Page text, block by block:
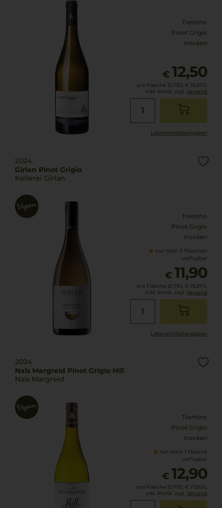
Trentino
Pinot Grigio
trocken
€ 12,50
pro Flasche (0.75l), € 16,67/L
inkl. MwSt. zzgl. Versand
Lebensmittel­angaben
2024
Girlan Pinot Grigio
Kellerei Girlan
Trentino
Pinot Grigio
trocken
nur noch 5 Flaschen
verfügbar
€ 11,90
pro Flasche (0.75l), € 15,87/L
inkl. MwSt. zzgl. Versand
Lebensmittel­angaben
2024
Nals Margreid Pinot Grigio Hill
Nals Margreid
Trentino
Pinot Grigio
trocken
nur noch 1 Flasche
verfügbar
€ 12,90
pro Flasche (0.75l), € 17,20/L
inkl. MwSt. zzgl. Versand